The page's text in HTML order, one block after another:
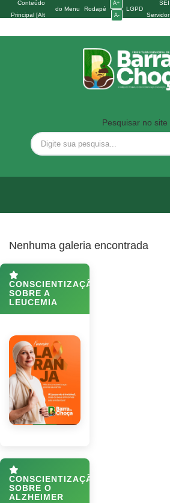
Conteúdo
Principal [Alt
do Menu
Rodapé
A+
A-
LGPD
SEI
Servidor
Pesquisar no site
Nenhuma galeria encontrada
CONSCIENTIZAÇÃO
SOBRE A
LEUCEMIA
CONSCIENTIZAÇÃO
SOBRE O
ALZHEIMER